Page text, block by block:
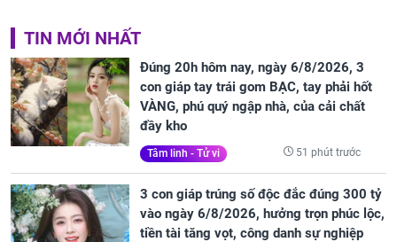
TIN MỚI NHẤT
Đúng 20h hôm nay, ngày 6/8/2026, 3
con giáp tay trái gom BẠC, tay phải hốt
VÀNG, phú quý ngập nhà, của cải chất
đầy kho
Tâm linh - Tử vi 51 phút trước
3 con giáp trúng số độc đắc đúng 300 tỷ
vào ngày 6/8/2026, hưởng trọn phúc lộc,
tiền tài tăng vọt, công danh sự nghiệp